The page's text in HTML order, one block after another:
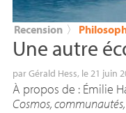
Recension 〉
Une autre
parGérald Hess, le 21 juin
À propos de : Émilie
Cosmos,